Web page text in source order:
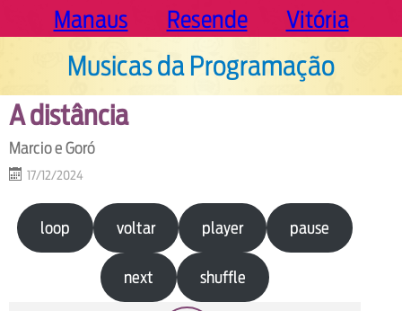
Manaus
Resende Vitória
Musicas da Programação
A distância
Marcio e Goró
17/12/2024
loop voltar player pause
next shuffle